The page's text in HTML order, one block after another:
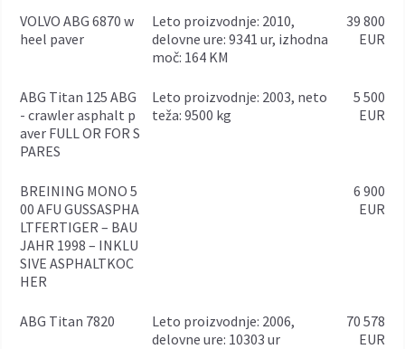
VOLVO ABG 6870 w
heel paver
leto proizvodnje: 2010,
delovne ure: 9341 ur, izhodna
moč: 164 KM
39 800
EUR
ABG Titan 125 ABG
- crawler asphalt p
aver FULL OR FOR S
PARES
leto proizvodnje: 2003, neto
teža: 9500 kg
5 500
EUR
BREINING MONO 5
00 AFU GUSSASPHA
LTFERTIGER – BAU
JAHR 1998 – INKLU
SIVE ASPHALTKOC
HER
6 900
EUR
ABG Titan 7820
leto proizvodnje: 2006,
delovne ure: 10303 ur
70 578
EUR